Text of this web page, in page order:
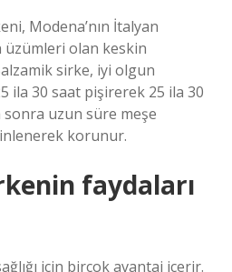
Modena’nın İtalyan
olan keskin
sirke, iyi olgun
ila 30 saat pişirerek 25 ila 30
uzun süre meşe
korunur.
faydaları
için birçok avantaj içerir.